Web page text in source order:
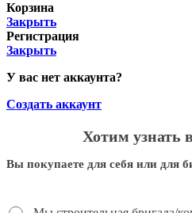
Корзина
Закрыть
Регистрация
Закрыть
У вас нет аккаунта?
Создать аккаунт
Хотим узнать
Вы покупаете для себя или для